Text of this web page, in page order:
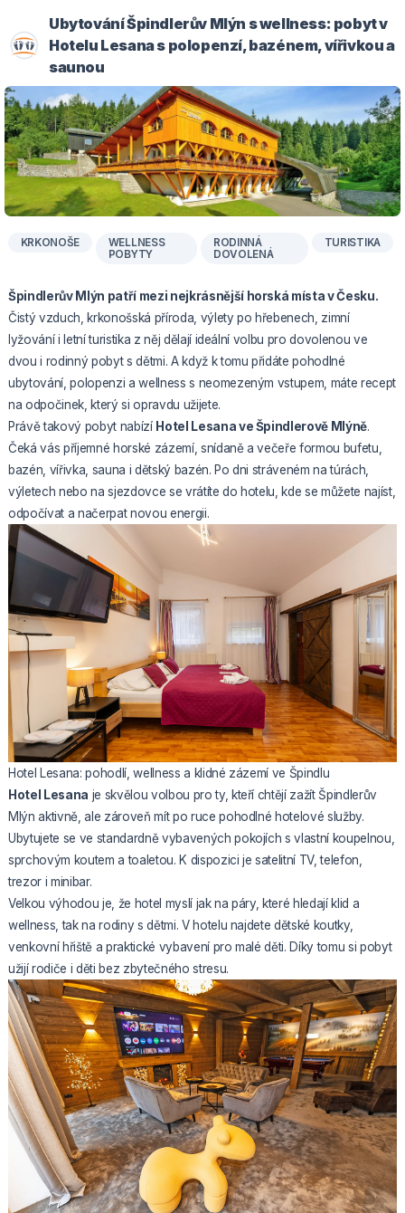
Ubytování Špindlerův Mlýn s wellness: pobyt v
Hotelu Lesana s polopenzí, bazénem, vířivkou a
saunou
KRKONOŠE
WELLNESS
POBYTY
RODINNÁ
DOVOLENÁ
TURISTIKA
Špindlerův Mlýn patří mezi nejkrásnější horská místa v Česku.
Čistý vzduch, krkonošská příroda, výlety po hřebenech, zimní
lyžování i letní turistika z něj dělají ideální volbu pro dovolenou ve
dvou i rodinný pobyt s dětmi. A když k tomu přidáte pohodlné
ubytování, polopenzi a wellness s neomezeným vstupem, máte recept
na odpočinek, který si opravdu užijete.
Právě takový pobyt nabízí Hotel Lesana ve Špindlerově Mlýně.
Čeká vás příjemné horské zázemí, snídaně a večeře formou bufetu,
bazén, vířivka, sauna i dětský bazén. Po dni stráveném na túrách,
výletech nebo na sjezdovce se vrátíte do hotelu, kde se můžete najíst,
odpočívat a načerpat novou energii.
Hotel Lesana: pohodlí, wellness a klidné zázemí ve Špindlu
Hotel Lesana je skvělou volbou pro ty, kteří chtějí zažít Špindlerův
Mlýn aktivně, ale zároveň mít po ruce pohodlné hotelové služby.
Ubytujete se ve standardně vybavených pokojích s vlastní koupelnou,
sprchovým koutem a toaletou. K dispozici je satelitní TV, telefon,
trezor i minibar.
Velkou výhodou je, že hotel myslí jak na páry, které hledají klid a
wellness, tak na rodiny s dětmi. V hotelu najdete dětské koutky,
venkovní hřiště a praktické vybavení pro malé děti. Díky tomu si pobyt
užijí rodiče i děti bez zbytečného stresu.